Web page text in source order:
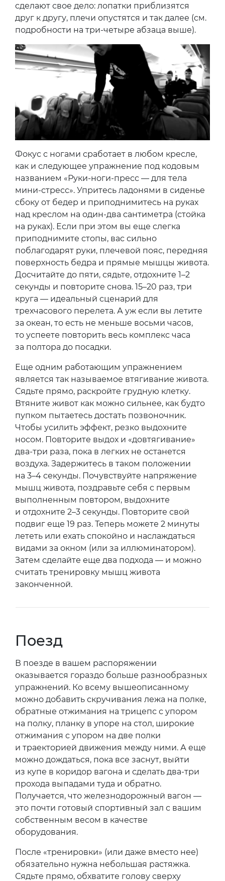
сделают свое дело: лопатки приблизятся
друг к другу, плечи опустятся и так далее (см.
подробности на три-четыре абзаца выше).
Фокус с ногами сработает в любом кресле,
как и следующее упражнение под кодовым
названием «Руки-ноги-пресс — для тела
мини-стресс». Упритесь ладонями в сиденье
сбоку от бедер и приподнимитесь на руках
над креслом на один-два сантиметра (стойка
на руках). Если при этом вы еще слегка
приподнимите стопы, вас сильно
поблагодарят руки, плечевой пояс, передняя
поверхность бедра и прямые мышцы живота.
Досчитайте до пяти, сядьте, отдохните 1–2
секунды и повторите снова. 15–20 раз, три
круга — идеальный сценарий для
трехчасового перелета. А уж если вы летите
за океан, то есть не меньше восьми часов,
то успеете повторить весь комплекс часа
за полтора до посадки.
Еще одним работающим упражнением
является так называемое втягивание живота.
Сядьте прямо, раскройте грудную клетку.
Втяните живот как можно сильнее, как будто
пупком пытаетесь достать позвоночник.
Чтобы усилить эффект, резко выдохните
носом. Повторите выдох и «довтягивание»
два-три раза, пока в легких не останется
воздуха. Задержитесь в таком положении
на 3–4 секунды. Почувствуйте напряжение
мышц живота, поздравьте себя с первым
выполненным повтором, выдохните
и отдохните 2–3 секунды. Повторите свой
подвиг еще 19 раз. Теперь можете 2 минуты
лететь или ехать спокойно и наслаждаться
видами за окном (или за иллюминатором).
Затем сделайте еще два подхода — и можно
считать тренировку мышц живота
законченной.
Поезд
В поезде в вашем распоряжении
оказывается гораздо больше разнообразных
упражнений. Ко всему вышеописанному
можно добавить скручивания лежа на полке,
обратные отжимания на трицепс с упором
на полку, планку в упоре на стол, широкие
отжимания с упором на две полки
и траекторией движения между ними. А еще
можно дождаться, пока все заснут, выйти
из купе в коридор вагона и сделать два-три
прохода выпадами туда и обратно.
Получается, что железнодорожный вагон —
это почти готовый спортивный зал с вашим
собственным весом в качестве
оборудования.
После «тренировки» (или даже вместо нее)
обязательно нужна небольшая растяжка.
Сядьте прямо, обхватите голову сверху